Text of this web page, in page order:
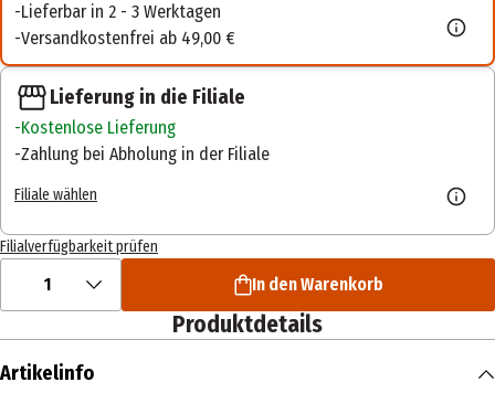
Lieferbar in 2 - 3 Werktagen
Versandkostenfrei ab 49,00 €
Lieferung in die Filiale
Kostenlose Lieferung
Zahlung bei Abholung in der Filiale
Filiale wählen
Filialverfügbarkeit prüfen
1 In den Warenkorb
Produktdetails
Artikelinfo